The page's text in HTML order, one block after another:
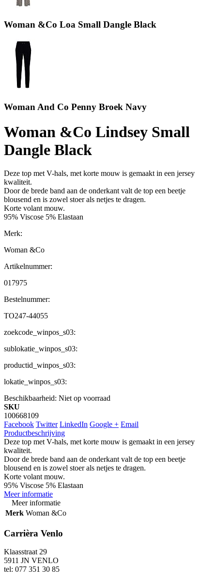
Woman &Co Loa Small Dangle Black
Woman And Co Penny Broek Navy
Woman &Co Lindsey Small
Dangle Black
Deze top met V-hals, met korte mouw is gemaakt in een jersey
kwaliteit.
Door de brede band aan de onderkant valt de top een beetje
blousend en is zowel stoer als netjes te dragen.
Korte volant mouw.
95% Viscose 5% Elastaan
Merk:
Woman &Co
Artikelnummer:
017975
Bestelnummer:
TO247-44055
zoekcode_winpos_s03:
sublokatie_winpos_s03:
productid_winpos_s03:
lokatie_winpos_s03:
Beschikbaarheid: Niet op voorraad
SKU
100668109
Facebook Twitter LinkedIn Google + Email
Productbeschrijving
Deze top met V-hals, met korte mouw is gemaakt in een jersey
kwaliteit.
Door de brede band aan de onderkant valt de top een beetje
blousend en is zowel stoer als netjes te dragen.
Korte volant mouw.
95% Viscose 5% Elastaan
Meer informatie
Meer informatie
Merk Woman &Co
Carrièra Venlo
Klaasstraat 29
5911 JN VENLO
tel: 077 351 30 85